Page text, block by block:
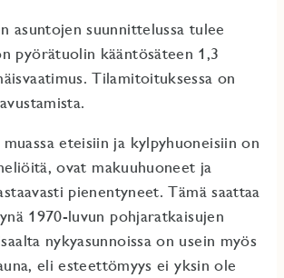
asuntojen suunnittelussa tulee
pyörätuolin kääntösäteen 1,3
Tilamitoituksessa on
eteisiin ja kylpyhuoneisiin on
ovat makuuhuoneet ja
pienentyneet. Tämä saattaa
1970-luvun pohjaratkaisujen
nykyasunnoissa on usein myös
eli esteettömyys ei yksin ole